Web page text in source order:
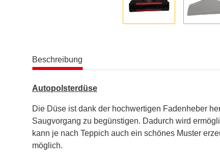
Beschreibung
Autopolsterdüse
Die Düse ist dank der hochwertigen Fadenheber
Saugvorgang zu begünstigen. Dadurch wird
kann je nach Teppich auch ein schönes Muster
möglich.